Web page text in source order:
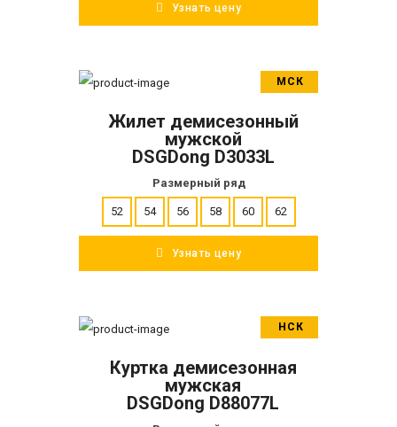
Узнать цену
МСК
ПОДРОБНЕЕ
Жилет демисезонный
мужской
DSGDong D3033L
Размерный ряд
52 54 56 58 60 62
Узнать цену
НСК
ПОДРОБНЕЕ
Куртка демисезонная
мужская
DSGDong D88077L